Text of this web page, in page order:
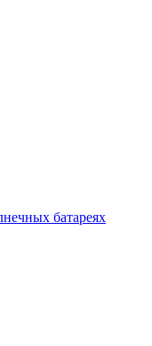
батареях